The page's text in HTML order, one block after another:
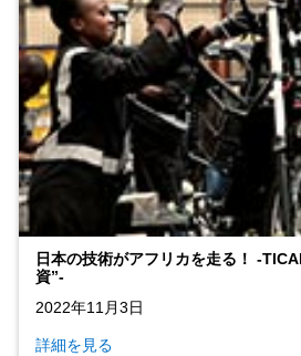
日本の技術がアフリカを走る！
資”‐
2022年11月3日
詳細を見る